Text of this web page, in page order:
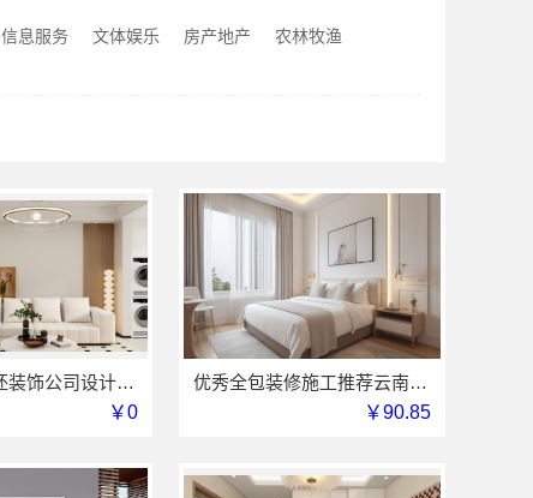
信息服务 文体娱乐 房产地产
农林牧渔
南通海安毛坯装饰公司设计_南通宏域全宅装饰建材有限公司
￥0
优秀全包装修施工推荐云南至高新型建材有限公司
￥90.85